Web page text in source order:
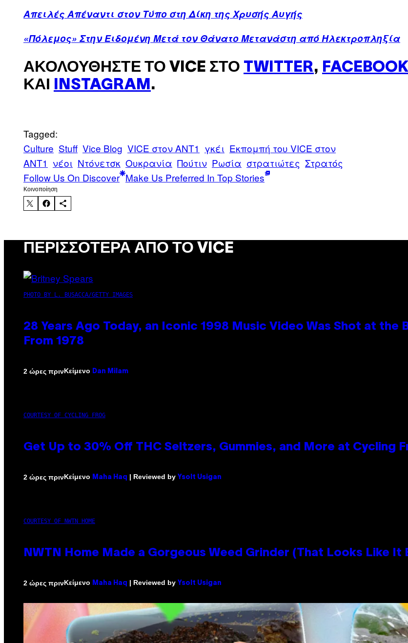
Απειλές Απέναντι στον Τύπο στη Δίκη της Χρυσής Αυγής
«Πόλεμος» Στην Ειδομένη Μετά τον Θάνατο Μετανάστη από Ηλεκτροπληξία
ΑΚΟΛΟΥΘΉΣΤΕ ΤΟ VICE ΣΤΟ TWITTER, FACEBOOK
ΚΑΙ
INSTAGRAM .
Tagged:
Culture Stuff Vice Blog VICE στον ΑΝΤ1 γκέι Εκπομπή του VICE στον
ΑΝΤ1 νέοι Ντόνετσκ Ουκρανία Πούτιν Ρωσία στρατιώτες Στρατός
Follow Us On Discover Make Us Preferred In Top Stories
Kοινοποίηση
ΠΕΡΙΣΣΌΤΕΡΑ ΑΠΌ ΤΟ VICE
PHOTO BY L. BUSACCA/GETTY IMAGES
28 Years Ago Today, an Iconic 1998 Music Video Was Shot at
From 1978
2 ώρες πρινΚείμενο Dan Milam
COURTESY OF CYCLING FROG
Get Up to 30% Off THC Seltzers, Gummies, and More at Cycling
2 ώρες πρινΚείμενο Maha Haq | Reviewed by Ysolt Usigan
COURTESY OF NWTN HOME
NWTN Home Made a Gorgeous Weed Grinder (That Looks Like It
2 ώρες πρινΚείμενο Maha Haq | Reviewed by Ysolt Usigan